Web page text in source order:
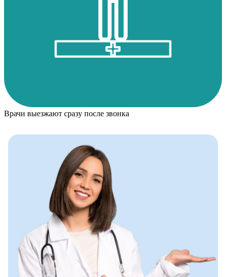
Врачи выезжают сразу после звонка